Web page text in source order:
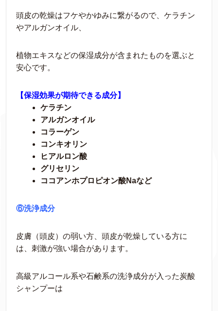
頭皮の乾燥はフケやかゆみに繋がるので、ケラチン
やアルガンオイル、
植物エキスなどの保湿成分が含まれたものを選ぶと
安心です。
【保湿効果が期待できる成分】
ケラチン
アルガンオイル
コラーゲン
コンキオリン
ヒアルロン酸
グリセリン
ココアンホプロピオン酸Naなど
⑥洗浄成分
皮膚（頭皮）の弱い方、頭皮が乾燥している方に
は、刺激が強い場合があります。
高級アルコール系や石鹸系の洗浄成分が入った炭酸
シャンプーは